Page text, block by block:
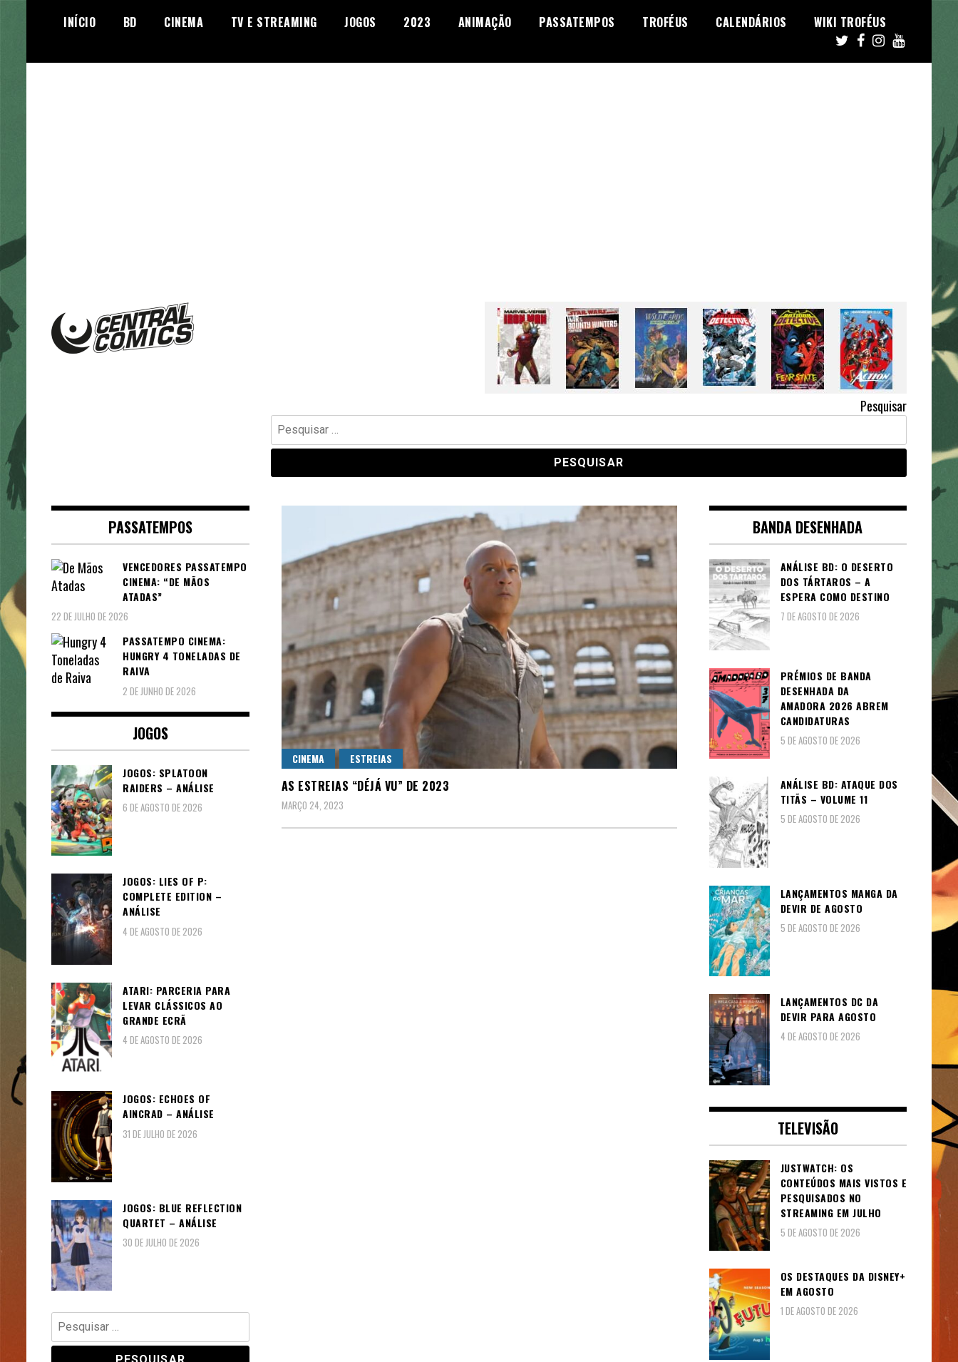
INÍCIO BD CINEMA TV E STREAMING JOGOS 2023 ANIMAÇÃO PASSATEMPOS TROFÉUS CALENDÁRIOS WIKI TROFÉUS
Pesquisar
Pesquisar
por:
CINEMA ESTREIAS
AS ESTREIAS “DÉJÁ VU” DE 2023
MARÇO 24, 2023
PASSATEMPOS
VENCEDORES PASSATEMPO
CINEMA: “DE MÃOS
ATADAS”
22 DE JULHO DE 2026
PASSATEMPO CINEMA:
HUNGRY 4 TONELADAS DE
RAIVA
2 DE JUNHO DE 2026
JOGOS
JOGOS: SPLATOON
RAIDERS – ANÁLISE
6 DE AGOSTO DE 2026
JOGOS: LIES OF P:
COMPLETE EDITION –
ANÁLISE
4 DE AGOSTO DE 2026
ATARI: PARCERIA PARA
LEVAR CLÁSSICOS AO
GRANDE ECRÃ
4 DE AGOSTO DE 2026
JOGOS: ECHOES OF
AINCRAD – ANÁLISE
31 DE JULHO DE 2026
JOGOS: BLUE REFLECTION
QUARTET – ANÁLISE
30 DE JULHO DE 2026
Pesquisar
por:
BANDA DESENHADA
ANÁLISE BD: O DESERTO
DOS TÁRTAROS – A
ESPERA COMO DESTINO
7 DE AGOSTO DE 2026
PRÉMIOS DE BANDA
DESENHADA DA
AMADORA 2026 ABREM
CANDIDATURAS
5 DE AGOSTO DE 2026
ANÁLISE BD: ATAQUE DOS
TITÃS – VOLUME 11
5 DE AGOSTO DE 2026
LANÇAMENTOS MANGA DA
DEVIR DE AGOSTO
5 DE AGOSTO DE 2026
LANÇAMENTOS DC DA
DEVIR PARA AGOSTO
4 DE AGOSTO DE 2026
TELEVISÃO
JUSTWATCH: OS
CONTEÚDOS MAIS VISTOS E
PESQUISADOS NO
STREAMING EM JULHO
5 DE AGOSTO DE 2026
OS DESTAQUES DA DISNEY+
EM AGOSTO
1 DE AGOSTO DE 2026